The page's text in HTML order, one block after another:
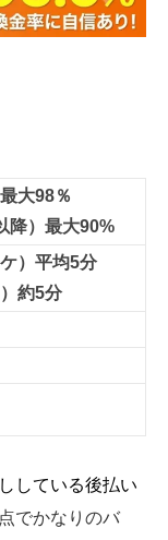
大98％
降）最大90%
ケ）平均5分
）約5分
している後払い
でかなりのバ